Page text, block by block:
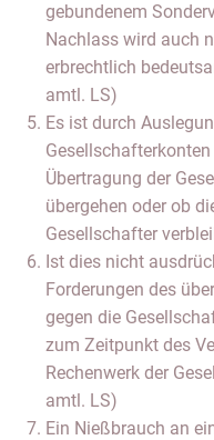
gebundenem
Nachlass wird auch
erbrechtlich
amtl. LS)
Es ist durch
Übertragung der
übergehen oder ob
Gesellschafter
Ist dies nicht
Forderungen des
gegen die
zum Zeitpunkt des
Rechenwerk der
amtl. LS)
Ein Nießbrauch an